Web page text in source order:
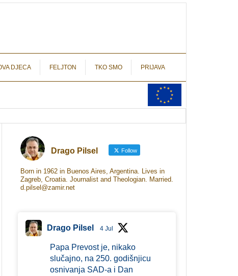
DJECA FELJTON TKO SMO PRIJAVA
Drago Pilsel Follow
Born in 1962 in Buenos Aires, Argentina. Lives in
Zagreb, Croatia. Journalist and Theologian. Married.
d.pilsel@zamir.net
Drago Pilsel 4 Jul
Papa Prevost je, nikako
slučajno, na 250. godišnjicu
osnivanja SAD-a i Dan